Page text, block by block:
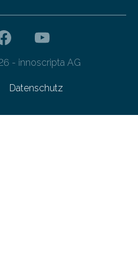
- innoscripta AG
Datenschutz